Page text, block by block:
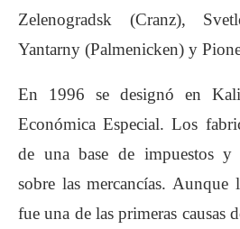
Zelenogradsk (Cranz),
Yantarny (Palmenicken) y
En 1996 se designó en
Económica Especial. Los
de una base de impuestos y
sobre las mercancías.
fue una de las primeras causas